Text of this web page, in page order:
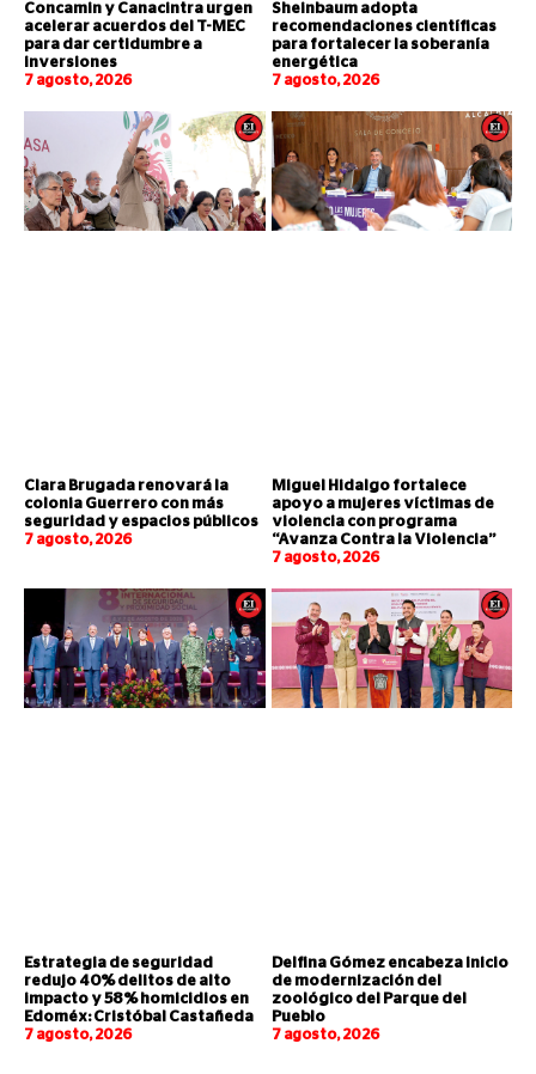
Concamin y Canacintra urgen
acelerar acuerdos del T-MEC
para dar certidumbre a
inversiones
7 agosto, 2026
Sheinbaum adopta
recomendaciones científicas
para fortalecer la soberanía
energética
7 agosto, 2026
Clara Brugada renovará la
colonia Guerrero con más
seguridad y espacios públicos
7 agosto, 2026
Miguel Hidalgo fortalece
apoyo a mujeres víctimas de
violencia con programa
“Avanza Contra la Violencia”
7 agosto, 2026
Estrategia de seguridad
redujo 40% delitos de alto
impacto y 58% homicidios en
Edoméx: Cristóbal Castañeda
7 agosto, 2026
Delfina Gómez encabeza inicio
de modernización del
zoológico del Parque del
Pueblo
7 agosto, 2026